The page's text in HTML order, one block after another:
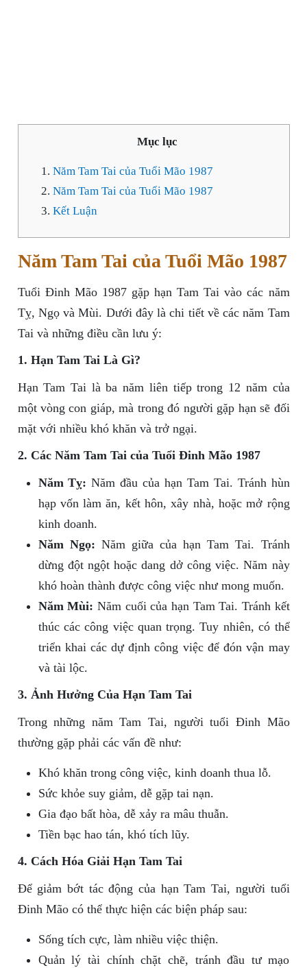
Mục lục
Năm Tam Tai của Tuổi Mão 1987
Năm Tam Tai của Tuổi Mão 1987
Kết Luận
Năm Tam Tai của Tuổi Mão 1987
Tuổi Đinh Mão 1987 gặp hạn Tam Tai vào các năm
Tỵ, Ngọ và Mùi. Dưới đây là chi tiết về các năm Tam
Tai và những điều cần lưu ý:
1. Hạn Tam Tai Là Gì?
Hạn Tam Tai là ba năm liên tiếp trong 12 năm của
một vòng con giáp, mà trong đó người gặp hạn sẽ đối
mặt với nhiều khó khăn và trở ngại.
2. Các Năm Tam Tai của Tuổi Đinh Mão 1987
Năm Tỵ: Năm đầu của hạn Tam Tai. Tránh hùn
hạp vốn làm ăn, kết hôn, xây nhà, hoặc mở rộng
kinh doanh.
Năm Ngọ: Năm giữa của hạn Tam Tai. Tránh
dừng đột ngột hoặc dang dở công việc. Năm này
khó hoàn thành được công việc như mong muốn.
Năm Mùi: Năm cuối của hạn Tam Tai. Tránh kết
thúc các công việc quan trọng. Tuy nhiên, có thể
triển khai các dự định công việc để đón vận may
và tài lộc.
3. Ảnh Hưởng Của Hạn Tam Tai
Trong những năm Tam Tai, người tuổi Đinh Mão
thường gặp phải các vấn đề như:
Khó khăn trong công việc, kinh doanh thua lỗ.
Sức khỏe suy giảm, dễ gặp tai nạn.
Gia đạo bất hòa, dễ xảy ra mâu thuẫn.
Tiền bạc hao tán, khó tích lũy.
4. Cách Hóa Giải Hạn Tam Tai
Để giảm bớt tác động của hạn Tam Tai, người tuổi
Đinh Mão có thể thực hiện các biện pháp sau:
Sống tích cực, làm nhiều việc thiện.
Quản lý tài chính chặt chẽ, tránh đầu tư mạo